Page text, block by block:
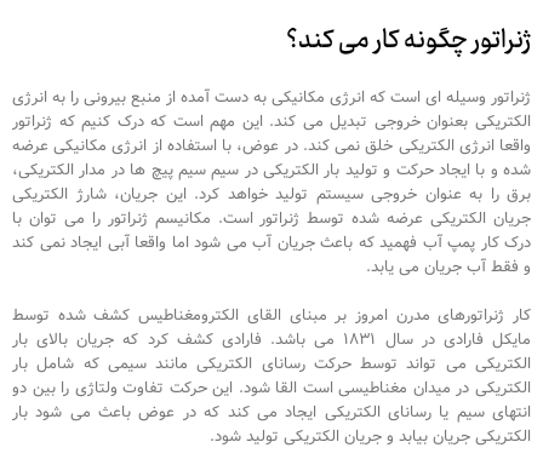
ژنراتور چگونه کار می کند؟
ژنراتور وسیله ای است که انرژی مکانیکی به دست آمده از منبع بیرونی را به انرژی
الکتریکی بعنوان خروجی تبدیل می کند. این مهم است که درک کنیم که ژنراتور
واقعا انرژی الکتریکی خلق نمی کند. در عوض، با استفاده از انرژی مکانیکی عرضه
شده و با ایجاد حرکت و تولید بار الکتریکی در سیم سیم پیچ ها در مدار الکتریکی،
برق را به عنوان خروجی سیستم تولید خواهد کرد. این جریان، شارژ الکتریکی
جریان الکتریکی عرضه شده توسط ژنراتور است. مکانیسم ژنراتور را می توان با
درک کار پمپ آب فهمید که باعث جریان آب می شود اما واقعا آبی ایجاد نمی کند
و فقط آب جریان می یابد.
کار ژنراتورهای مدرن امروز بر مبنای القای الکترومغناطیس کشف شده توسط
مایکل فارادی در سال ۱۸۳۱ می باشد. فارادی کشف کرد که جریان بالای بار
الکتریکی می تواند توسط حرکت رسانای الکتریکی مانند سیمی که شامل بار
الکتریکی در میدان مغناطیسی است القا شود. این حرکت تفاوت ولتاژی را بین دو
انتهای سیم یا رسانای الکتریکی ایجاد می کند که در عوض باعث می شود بار
الکتریکی جریان بیابد و جریان الکتریکی تولید شود.